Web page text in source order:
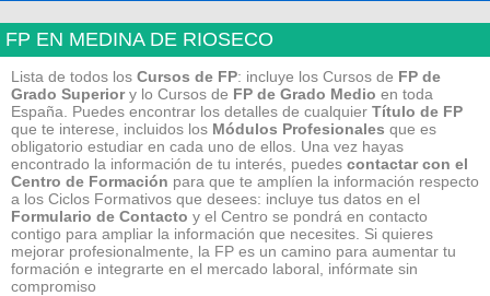
FP EN MEDINA DE RIOSECO
Lista de todos los Cursos de FP: incluye los Cursos de FP de
Grado Superiory lo Cursos de FP de Grado Medio en toda
España. Puedes encontrar los detalles de cualquier Título de FP
que te interese, incluidos los Módulos Profesionales que es
obligatorio estudiar en cada uno de ellos. Una vez hayas
encontrado la información de tu interés, puedes contactar con el
Centro de Formación para que te amplíen la información respecto
a los Ciclos Formativos que desees: incluye tus datos en el
Formulario de Contacto y el Centro se pondrá en contacto
contigo para ampliar la información que necesites. Si quieres
mejorar profesionalmente, la FP es un camino para aumentar tu
formación e integrarte en el mercado laboral, infórmate sin
compromiso